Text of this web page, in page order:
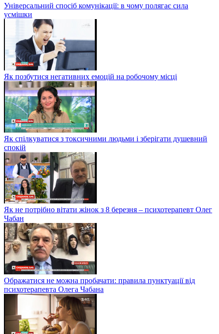
Універсальний спосіб комунікації: в чому полягає сила
усмішки
Як позбутися негативних емоцій на робочому місці
Як спілкуватися з токсичними людьми і зберігати душевний
спокій
Як не потрібно вітати жінок з 8 березня – психотерапевт Олег
Чабан
Ображатися не можна пробачати: правила пунктуації від
психотерапевта Олега Чабана